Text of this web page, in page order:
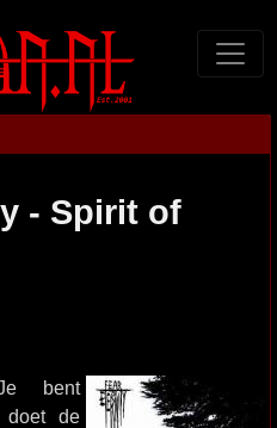
- Spirit of
bent
doet de